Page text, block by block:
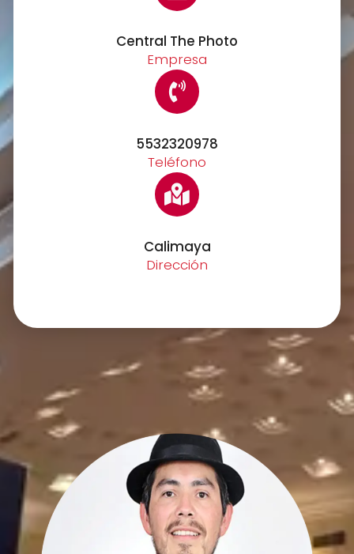
Central The Photo
Empresa
5532320978
Teléfono
Calimaya
Dirección